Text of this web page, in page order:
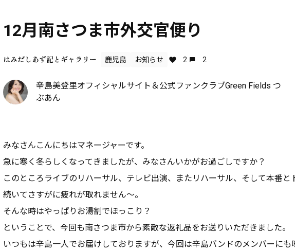
12月南さつま市外交官便り
はみだしあず記とギャラリー 鹿児島 お知らせ 2 2
辛島美登里オフィシャルサイト＆公式ファンクラブGreen Fields つ
ぶあん
みなさんこんにちはマネージャーです。
急に寒く冬らしくなってきましたが、みなさんいかがお過ごしですか？
このところライブのリハーサル、テレビ出演、またリハーサル、そして本番と
続いてさすがに疲れが取れません〜。
そんな時はやっぱりお湯割でほっこり？
ということで、今回も南さつま市から素敵な返礼品をお送りいただきました。
いつもは辛島一人でお届けしておりますが、今回は辛島バンドのメンバーにも